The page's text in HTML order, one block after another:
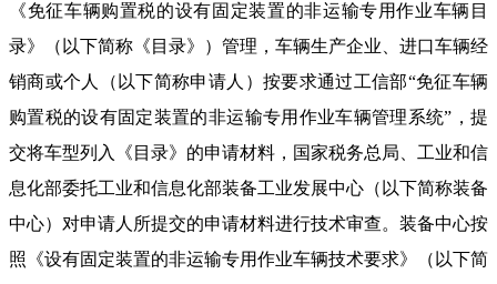
《免征车辆购置税的设有固定装置的非运输专用作业车辆目
录》（以下简称《目录》）管理，车辆生产企业、进口车辆经
销商或个人（以下简称申请人）按要求通过工信部“免征车辆
购置税的设有固定装置的非运输专用作业车辆管理系统”，提
交将车型列入《目录》的申请材料，国家税务总局、工业和信
息化部委托工业和信息化部装备工业发展中心（以下简称装备
中心）对申请人所提交的申请材料进行技术审查。装备中心按
照《设有固定装置的非运输专用作业车辆技术要求》（以下简